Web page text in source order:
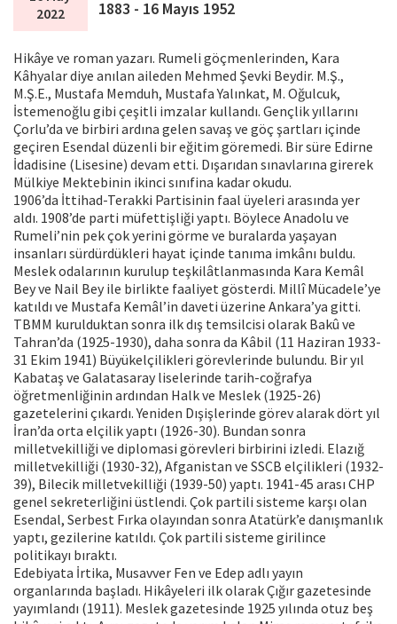
2022
1883 - 16 Mayıs 1952
Hikâye ve roman yazarı. Rumeli göçmenlerinden, Kara
Kâhyalar diye anılan aileden Mehmed Şevki Beydir. M.Ş.,
M.Ş.E., Mustafa Memduh, Mustafa Yalınkat, M. Oğulcuk,
İstemenoğlu gibi çeşitli imzalar kullandı. Gençlik yıllarını
Çorlu’da ve birbiri ardına gelen savaş ve göç şartları içinde
geçiren Esendal düzenli bir eğitim göremedi. Bir süre Edirne
İdadisine (Lisesine) devam etti. Dışarıdan sınavlarına girerek
Mülkiye Mektebinin ikinci sınıfina kadar okudu.
1906’da İttihad-Terakki Partisinin faal üyeleri arasında yer
aldı. 1908’de parti müfettişliği yaptı. Böylece Anadolu ve
Rumeli’nin pek çok yerini görme ve buralarda yaşayan
insanları sürdürdükleri hayat içinde tanıma imkânı buldu.
Meslek odalarının kurulup teşkilâtlanmasında Kara Kemâl
Bey ve Nail Bey ile birlikte faaliyet gösterdi. Millî Mücadele’ye
katıldı ve Mustafa Kemâl’in daveti üzerine Ankara’ya gitti.
TBMM kurulduktan sonra ilk dış temsilcisi olarak Bakû ve
Tahran’da (1925-1930), daha sonra da Kâbil (11 Haziran 1933-
31 Ekim 1941) Büyükelçilikleri görevlerinde bulundu. Bir yıl
Kabataş ve Galatasaray liselerinde tarih-coğrafya
öğretmenliğinin ardından Halk ve Meslek (1925-26)
gazetelerini çıkardı. Yeniden Dışişlerinde görev alarak dört yıl
İran’da orta elçilik yaptı (1926-30). Bundan sonra
milletvekilliği ve diplomasi görevleri birbirini izledi. Elazığ
milletvekilliği (1930-32), Afganistan ve SSCB elçilikleri (1932-
39), Bilecik milletvekilliği (1939-50) yaptı. 1941-45 arası CHP
genel sekreterliğini üstlendi. Çok partili sisteme karşı olan
Esendal, Serbest Fırka olayından sonra Atatürk’e danışmanlık
yaptı, gezilerine katıldı. Çok partili sisteme girilince
politikayı bıraktı.
Edebiyata İrtika, Musavver Fen ve Edep adlı yayın
organlarında başladı. Hikâyeleri ilk olarak Çığır gazetesinde
yayımlandı (1911). Meslek gazetesinde 1925 yılında otuz beş